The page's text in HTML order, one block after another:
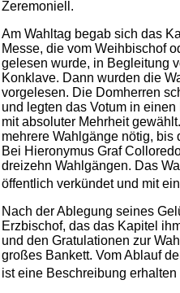
Zeremoniell.
Am Wahltag begab sich das
Messe, die vom Weihbischof
gelesen wurde, in Begleitung
Konklave. Dann wurden die
vorgelesen. Die Domherren
und legten das Votum in
mit absoluter Mehrheit
mehrere Wahlgänge nötig, bis
Bei Hieronymus Graf
dreizehn Wahlgängen. Das
öffentlich verkündet und mit
Nach der Ablegung seines
Erzbischof, das das Kapitel
und den Gratulationen zur
großes Bankett. Vom Ablauf
ist eine Beschreibung